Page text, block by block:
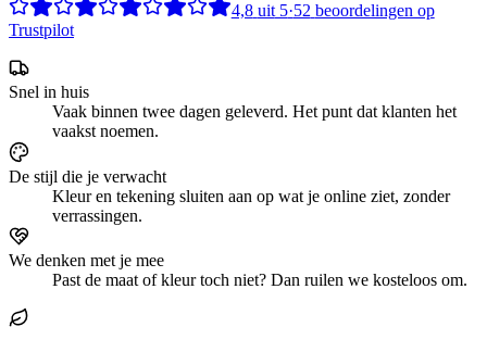
4,8 uit5·52 beoordelingen op
Trustpilot
Snel in huis
Vaak binnen twee dagen geleverd. Het punt dat klanten het
vaakst noemen.
De stijl die je verwacht
Kleur en tekening sluiten aan op wat je online ziet, zonder
verrassingen.
We denken met je mee
Past de maat of kleur toch niet? Dan ruilen we kosteloos om.